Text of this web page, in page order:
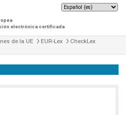
electrónica certificada
de la UE EUR-Lex
CheckLex